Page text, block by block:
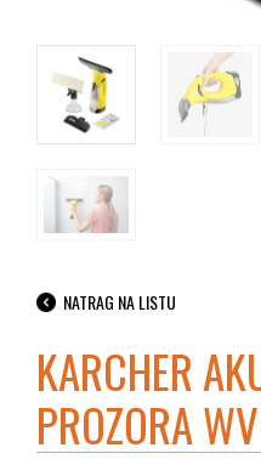
NATRAG NA LISTU
KARCHER
PROZORA